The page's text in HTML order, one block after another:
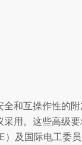
全和互操作性的
采用。这些高级
）及国际电工委